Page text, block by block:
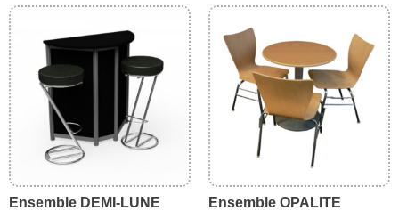
Ensemble DEMI-LUNE
Ensemble OPALITE